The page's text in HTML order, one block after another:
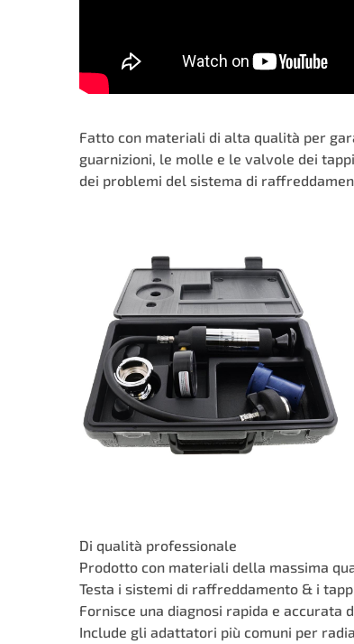
Fatto con materiali di alta qualità per
guarnizioni, le molle e le valvole dei
dei problemi del sistema di
Di qualità professionale
Prodotto con materiali della massima
Testa i sistemi di raffreddamento & i
Fornisce una diagnosi rapida e
Include gli adattatori più comuni per